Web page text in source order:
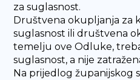
za suglasnost.
Društvena okupljanja za
suglasnost ili društvena
temelju ove Odluke,
suglasnost, a nije
Na prijedlog županijskog